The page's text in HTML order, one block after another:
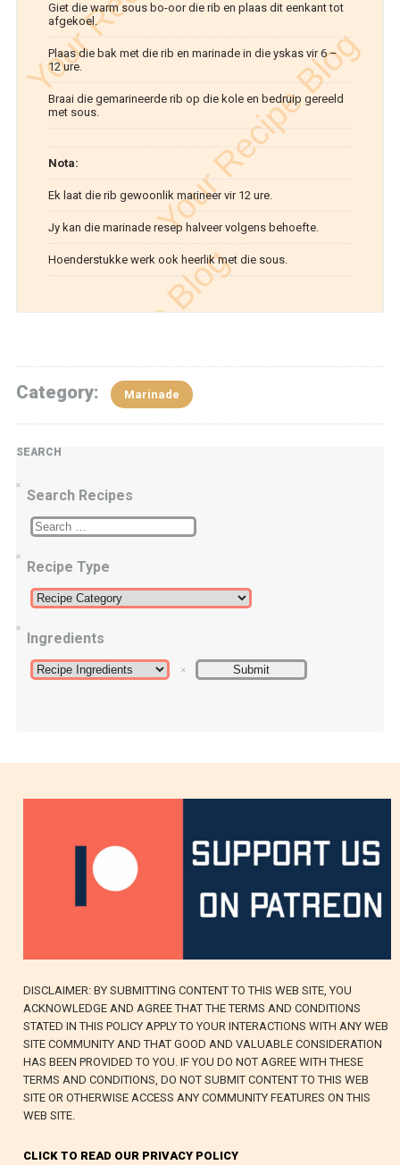
Giet die warm sous bo-oor die rib en plaas dit eenkant tot
afgekoel.
Plaas die bak met die rib en marinade in die yskas vir 6 –
12 ure.
Braai die gemarineerde rib op die kole en bedruip gereeld
met sous.
Nota:
Ek laat die rib gewoonlik marineer vir 12 ure.
Jy kan die marinade resep halveer volgens behoefte.
Hoenderstukke werk ook heerlik met die sous.
Category: Marinade
SEARCH
Search Recipes
Recipe Type
Ingredients
DISCLAIMER: BY SUBMITTING CONTENT TO THIS WEB SITE, YOU
ACKNOWLEDGE AND AGREE THAT THE TERMS AND CONDITIONS
STATED IN THIS POLICY APPLY TO YOUR INTERACTIONS WITH ANY WEB
SITE COMMUNITY AND THAT GOOD AND VALUABLE CONSIDERATION
HAS BEEN PROVIDED TO YOU. IF YOU DO NOT AGREE WITH THESE
TERMS AND CONDITIONS, DO NOT SUBMIT CONTENT TO THIS WEB
SITE OR OTHERWISE ACCESS ANY COMMUNITY FEATURES ON THIS
WEB SITE.
CLICK TO READ OUR PRIVACY POLICY